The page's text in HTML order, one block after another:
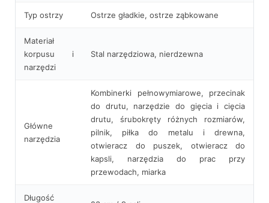
Typ ostrzy Ostrze gładkie, ostrze ząbkowane
Materiał
korpusu i
narzędzi
Stal narzędziowa, nierdzewna
Główne
narzędzia
Kombinerki pełnowymiarowe, przecinak
do drutu, narzędzie do gięcia i cięcia
drutu, śrubokręty różnych rozmiarów,
pilnik, piłka do metalu i drewna,
otwieracz do puszek, otwieracz do
kapsli, narzędzia do prac przy
przewodach, miarka
Długość